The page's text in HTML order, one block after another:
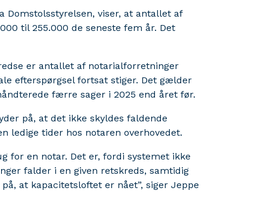
Domstolsstyrelsen, viser, at antallet af
til 255.000 de seneste fem år. Det
er antallet af notarialforretninger
efterspørgsel fortsat stiger. Det gælder
færre sager i 2025 end året før.
på, at det ikke skyldes faldende
ledige tider hos notaren overhovedet.
for en notar. Det er, fordi systemet ikke
falder i en given retskreds, samtidig
at kapacitetsloftet er nået”, siger Jeppe